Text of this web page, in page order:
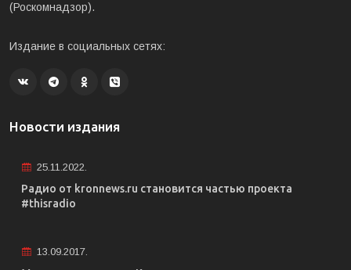
(Роскомнадзор).
Издание в социальных сетях:
Новости издания
25.11.2022.
Радио от kronnews.ru становится частью проекта
#thisradio
13.09.2017.